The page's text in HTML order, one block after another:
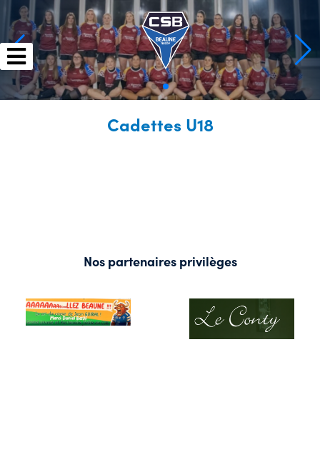
content
Cadettes U18
Nos partenaires privilèges